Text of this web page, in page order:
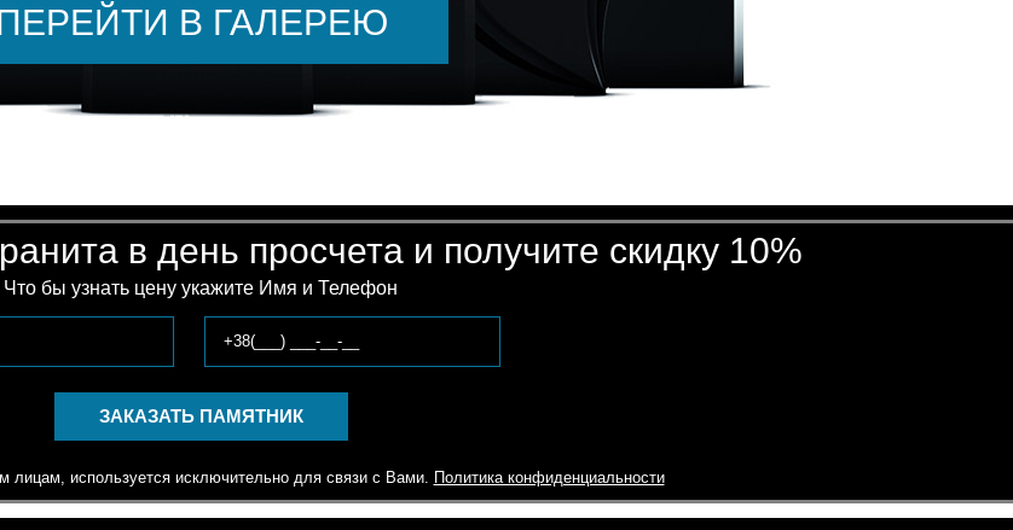
В ГАЛЕРЕЮ
в день просчета и получите скидку 10%
Что бы узнать цену укажите Имя и Телефон
ЗАКАЗАТЬ ПАМЯТНИК
лицам, используется исключительно для связи с Вами. Политика конфиденциальности